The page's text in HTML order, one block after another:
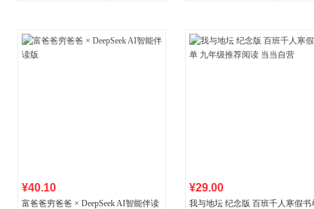
¥40.10
富爸爸穷爸爸 × DeepSeek AI智能伴读
¥29.00
我与地坛 纪念版 百班千人寒假书